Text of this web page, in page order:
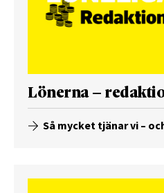
Lönerna –
Så mycket tjänar vi –